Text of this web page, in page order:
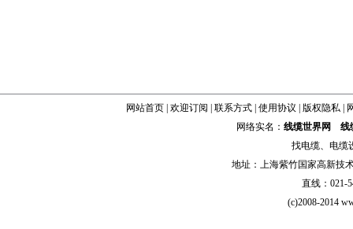
网站首页| 欢迎订阅 联系方式| 使用协议 版权隐私|
网络实名： 线缆世界网
线
找电缆、 电缆
地址：上海紫竹国家高新技
直线：021-
(c)2008-2014